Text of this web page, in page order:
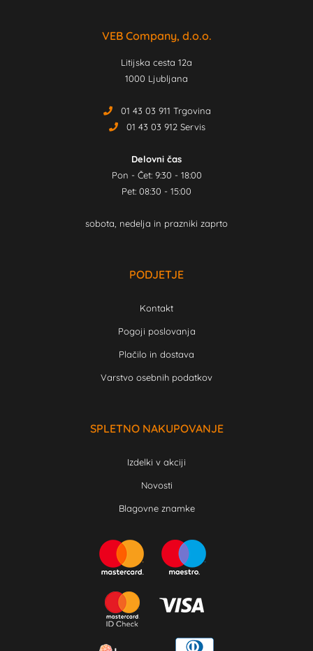
VEB Company, d.o.o.
Litijska cesta 12a
1000 Ljubljana
01 43 03 911 Trgovina
01 43 03 912 Servis
Delovni čas
Pon - Čet: 9:30 - 18:00
Pet: 08:30 - 15:00
sobota, nedelja in prazniki zaprto
PODJETJE
Kontakt
Pogoji poslovanja
Plačilo in dostava
Varstvo osebnih podatkov
SPLETNO NAKUPOVANJE
Izdelki v akciji
Novosti
Blagovne znamke